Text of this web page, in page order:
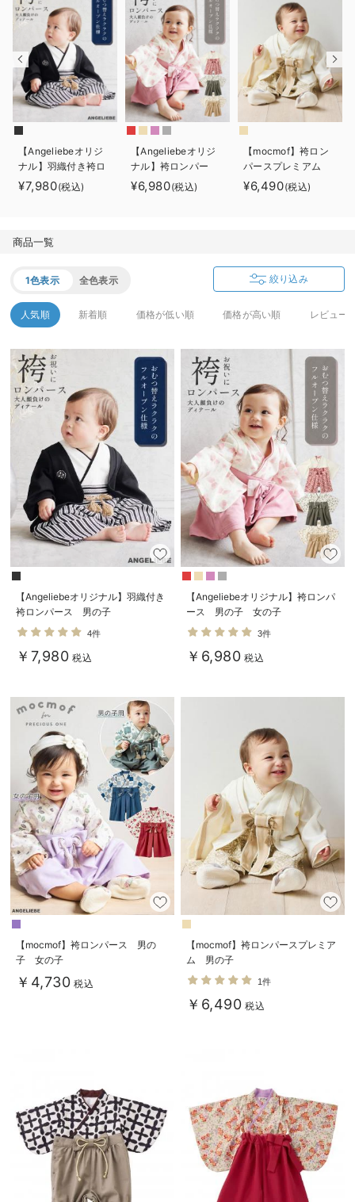
Gift Selection 出産祝い
ロンパースはいつからいつまで使う？選ぶポイントも解説！
保育園・入園準備特集
デロンギ
入院準備の持ち物チェック
【Angeliebeオリジ
ナル】羽織付き袴ロ
ンパース 男の子
¥7,980(税込)
【Angeliebeオリジ
ナル】袴ロンパー
ス 男の子 女の子
¥6,980(税込)
【mocmof】袴ロン
パースプレミアム
男の子
¥6,490(税込)
商品一覧
1色表示 全色表示 絞り込み
人気順 新着順 価格が低い順 価格が高い順 レビュー
【Angeliebeオリジナル】羽織付き
袴ロンパース 男の子
4件
￥7,980 税込
【Angeliebeオリジナル】袴ロンパ
ース 男の子 女の子
3件
￥6,980 税込
【mocmof】袴ロンパース 男の
子 女の子
￥4,730 税込
【mocmof】袴ロンパースプレミア
ム 男の子
1件
￥6,490 税込